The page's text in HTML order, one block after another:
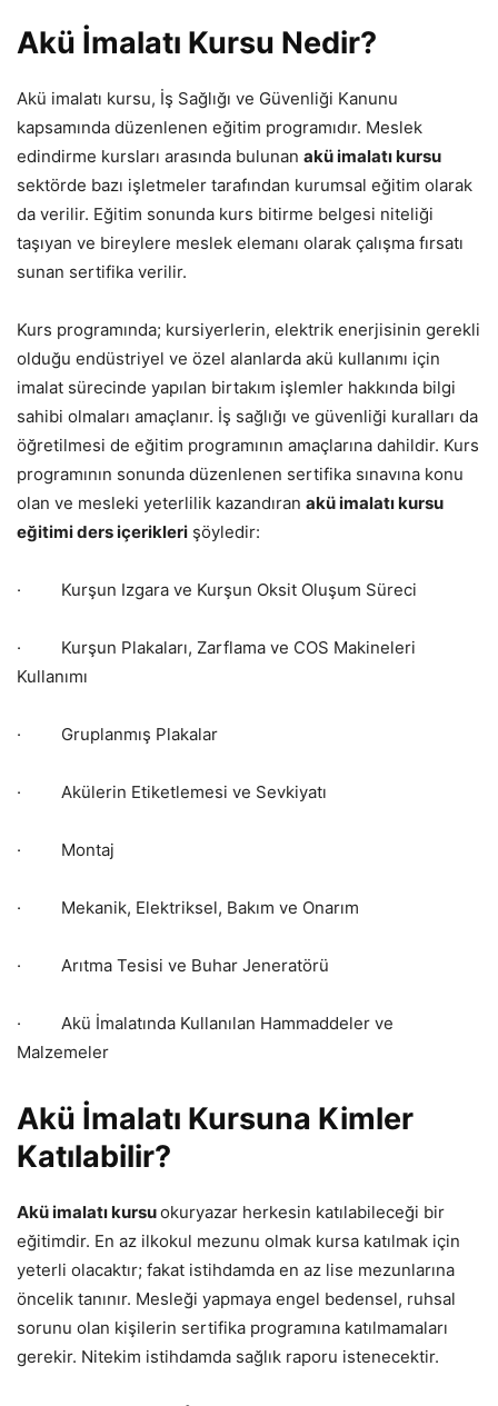
Akü İmalatı Kursu Nedir?
Akü imalatı kursu, İş Sağlığı ve Güvenliği Kanunu
kapsamında düzenlenen eğitim programıdır. Meslek
edindirme kursları arasında bulunan akü imalatı kursu
sektörde bazı işletmeler tarafından kurumsal eğitim olarak
da verilir. Eğitim sonunda kurs bitirme belgesi niteliği
taşıyan ve bireylere meslek elemanı olarak çalışma fırsatı
sunan sertifika verilir.
Kurs programında; kursiyerlerin, elektrik enerjisinin gerekli
olduğu endüstriyel ve özel alanlarda akü kullanımı için
imalat sürecinde yapılan birtakım işlemler hakkında bilgi
sahibi olmaları amaçlanır. İş sağlığı ve güvenliği kuralları da
öğretilmesi de eğitim programının amaçlarına dahildir. Kurs
programının sonunda düzenlenen sertifika sınavına konu
olan ve mesleki yeterlilik kazandıran akü imalatı kursu
eğitimi ders içerikleri şöyledir:
· Kurşun Izgara ve Kurşun Oksit Oluşum Süreci
· Kurşun Plakaları, Zarflama ve COS Makineleri
Kullanımı
· Gruplanmış Plakalar
· Akülerin Etiketlemesi ve Sevkiyatı
· Montaj
· Mekanik, Elektriksel, Bakım ve Onarım
· Arıtma Tesisi ve Buhar Jeneratörü
· Akü İmalatında Kullanılan Hammaddeler ve
Malzemeler
Akü İmalatı Kursuna Kimler
Katılabilir?
Akü imalatı kursuokuryazar herkesin katılabileceği bir
eğitimdir. En az ilkokul mezunu olmak kursa katılmak için
yeterli olacaktır; fakat istihdamda en az lise mezunlarına
öncelik tanınır. Mesleği yapmaya engel bedensel, ruhsal
sorunu olan kişilerin sertifika programına katılmamaları
gerekir. Nitekim istihdamda sağlık raporu istenecektir.